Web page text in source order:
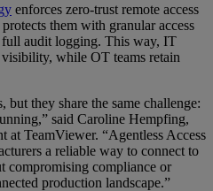
enforces zero-trust remote access
them with granular access
audit logging. This way, IT
while OT teams retain
they share the same challenge:
said Caroline Hempfing,
at TeamViewer. “Agentless Access
a reliable way to connect to
compromising compliance or
production landscape.”